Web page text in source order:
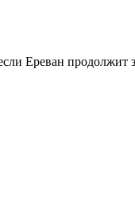
Ереван продолжит